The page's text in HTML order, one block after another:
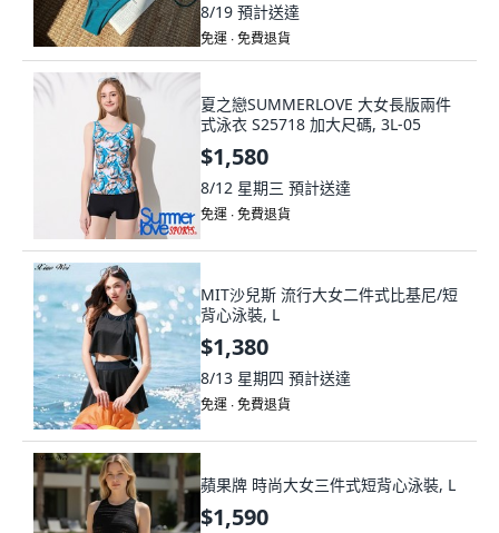
8/19 預計送達
免運 ∙ 免費退貨
夏之戀SUMMERLOVE 大女長版兩件
式泳衣 S25718 加大尺碼, 3L-05
$1,580
8/12 星期三 預計送達
免運 ∙ 免費退貨
MIT沙兒斯 流行大女二件式比基尼/短
背心泳裝, L
$1,380
8/13 星期四 預計送達
免運 ∙ 免費退貨
蘋果牌 時尚大女三件式短背心泳裝, L
$1,590